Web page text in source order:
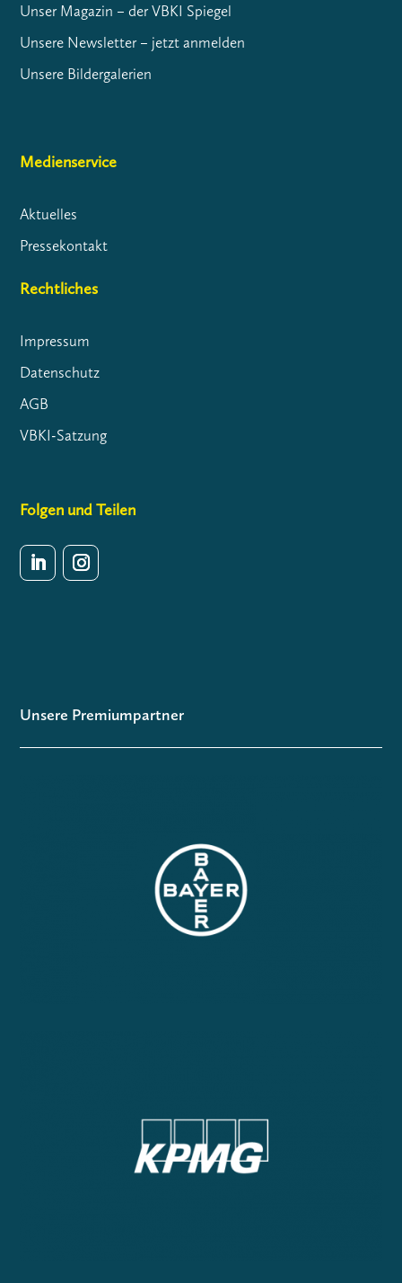
Unser Magazin – der VBKI Spiegel
Unsere Newsletter – jetzt anmelden
Unsere Bildergalerien
Medienservice
Aktuelles
Pressekontakt
Rechtliches
Impressum
Datenschutz
AGB
VBKI-Satzung
Folgen und Teilen
Unsere Premiumpartner